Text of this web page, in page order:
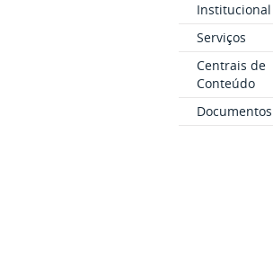
Institucional
Serviços
Centrais de
Conteúdo
Documentos